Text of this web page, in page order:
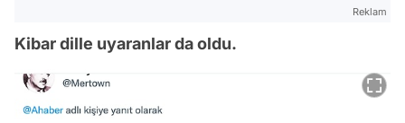
Reklam
Kibar dille uyaranlar da oldu.